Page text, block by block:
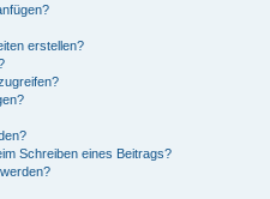
erstellen?
Schreiben eines Beitrags?